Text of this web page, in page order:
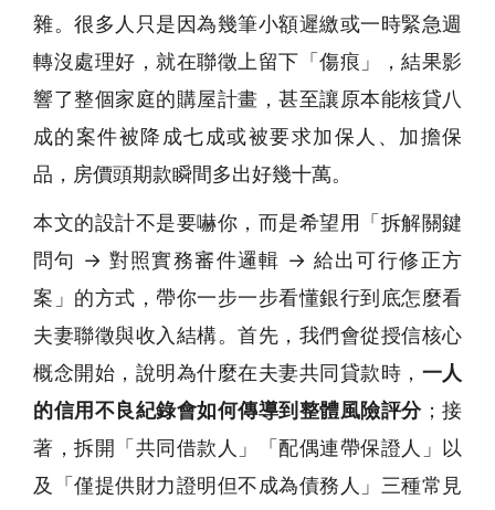
雜。很多人只是因為幾筆小額遲繳或一時緊急週
轉沒處理好，就在聯徵上留下「傷痕」，結果影
響了整個家庭的購屋計畫，甚至讓原本能核貸八
成的案件被降成七成或被要求加保人、加擔保
品，房價頭期款瞬間多出好幾十萬。
本文的設計不是要嚇你，而是希望用「拆解關鍵
問句 → 對照實務審件邏輯 → 給出可行修正方
案」的方式，帶你一步一步看懂銀行到底怎麼看
夫妻聯徵與收入結構。首先，我們會從授信核心
概念開始，說明為什麼在夫妻共同貸款時， 一人
的信用不良紀錄會如何傳導到整體風險評分；接
著，拆開「共同借款人」「配偶連帶保證人」以
及「僅提供財力證明但不成為債務人」三種常見